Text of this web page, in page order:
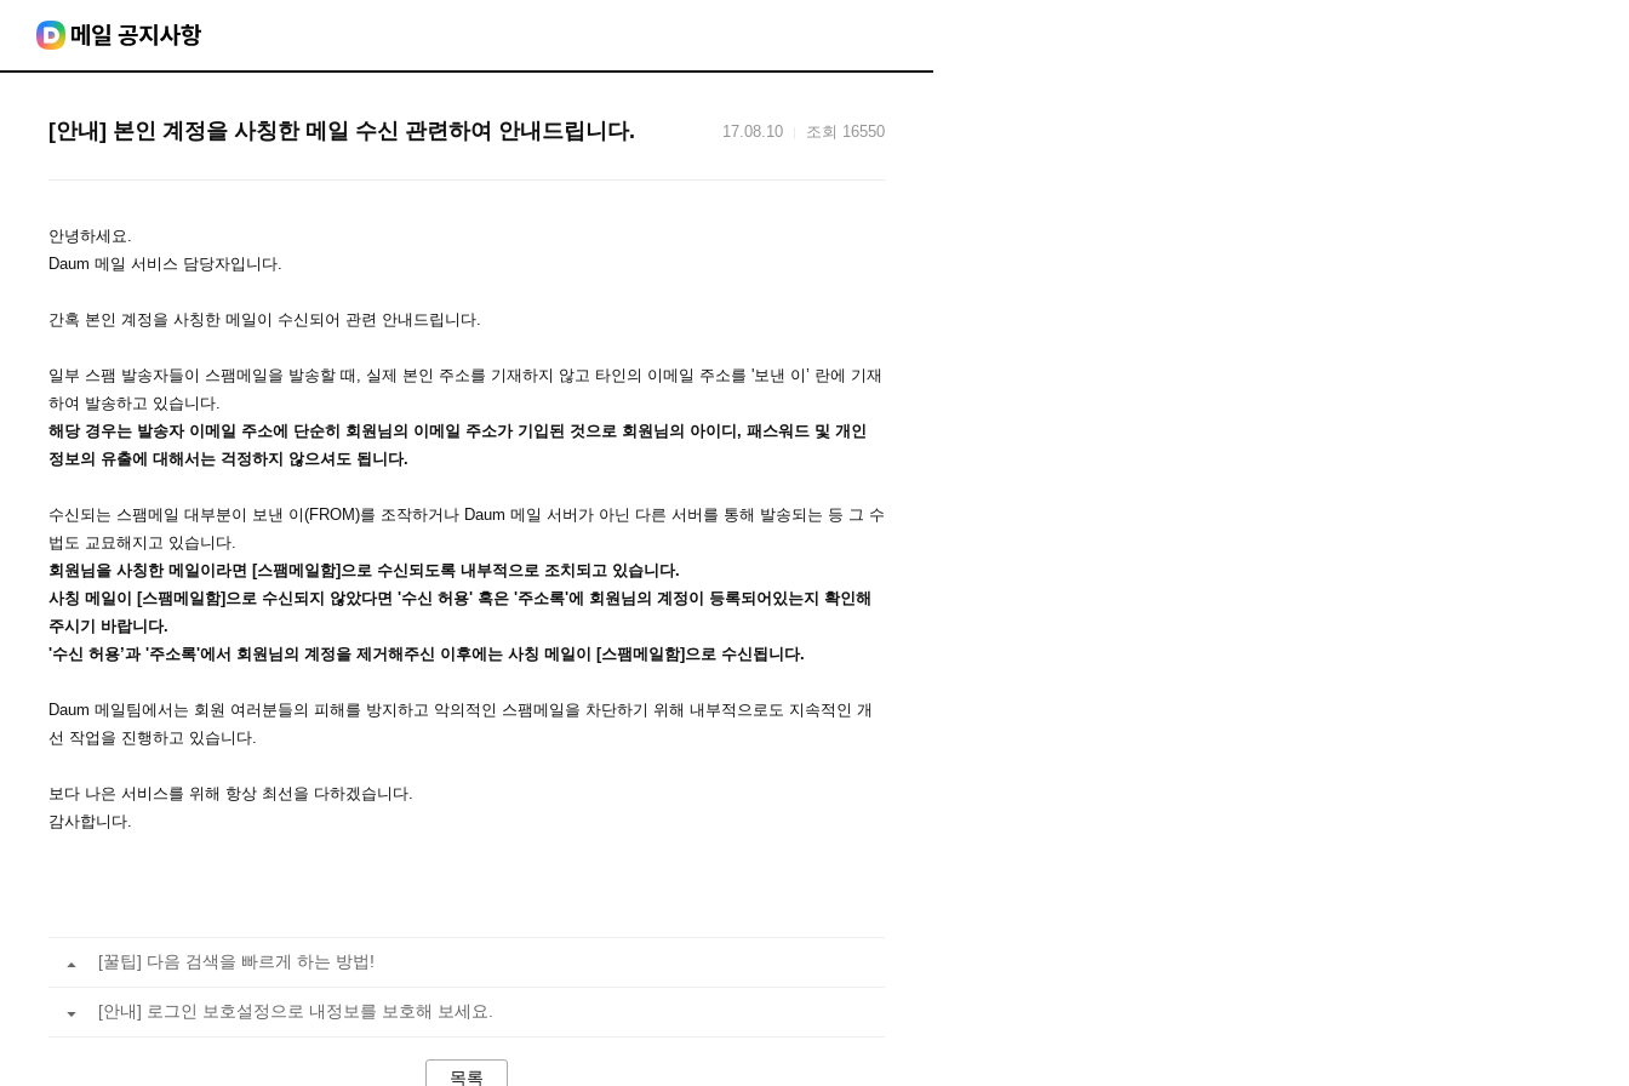
[안내] 본인 계정을 사칭한 메일 수신 관련하여 안내드립니다. 17.08.10 조회 16550
안녕하세요.
Daum 메일 서비스 담당자입니다.
간혹 본인 계정을 사칭한 메일이 수신되어 관련 안내드립니다.
일부 스팸 발송자들이 스팸메일을 발송할 때, 실제 본인 주소를 기재하지 않고 타인의 이메일 주소를 '보낸 이’ 란에 기재
하여 발송하고 있습니다.
해당 경우는 발송자 이메일 주소에 단순히 회원님의 이메일 주소가 기입된 것으로 회원님의 아이디, 패스워드 및 개인
정보의 유출에 대해서는 걱정하지 않으셔도 됩니다.
수신되는 스팸메일 대부분이 보낸 이(FROM)를 조작하거나 Daum 메일 서버가 아닌 다른 서버를 통해 발송되는 등 그 수
법도 교묘해지고 있습니다.
회원님을 사칭한 메일이라면 [스팸메일함]으로 수신되도록 내부적으로 조치되고 있습니다.
사칭 메일이 [스팸메일함]으로 수신되지 않았다면 '수신 허용' 혹은 '주소록'에 회원님의 계정이 등록되어있는지 확인해
주시기 바랍니다.
'수신 허용’과 '주소록'에서 회원님의 계정을 제거해주신 이후에는 사칭 메일이 [스팸메일함]으로 수신됩니다.
Daum 메일팀에서는 회원 여러분들의 피해를 방지하고 악의적인 스팸메일을 차단하기 위해 내부적으로도 지속적인 개
선 작업을 진행하고 있습니다.
보다 나은 서비스를 위해 항상 최선을 다하겠습니다.
감사합니다.
[꿀팁] 다음 검색을 빠르게 하는 방법!
[안내] 로그인 보호설정으로 내정보를 보호해 보세요.
목록